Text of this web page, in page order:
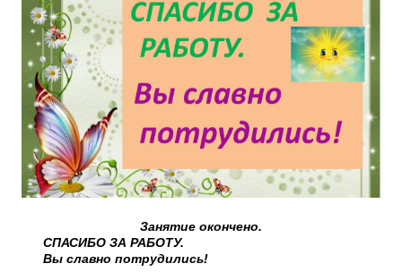
Занятие окончено.
СПАСИБО ЗА РАБОТУ.
Вы славно потрудились!